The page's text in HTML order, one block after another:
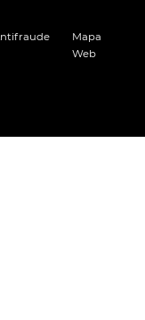
Mapa
Web